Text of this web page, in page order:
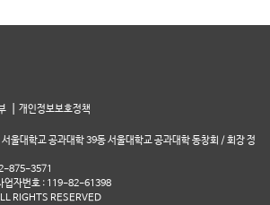
개인정보보호정책
울대학교 공과대학 39동 서울대학교 공과대학 동창회 / 회장 정
875-3571
자번호 : 119-82-61398
RIGHTS RESERVED